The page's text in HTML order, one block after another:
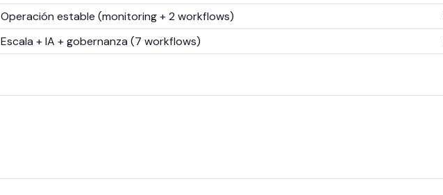
Operación estable (monitoring + 2 workflows)
Escala + IA + gobernanza (7 workflows)